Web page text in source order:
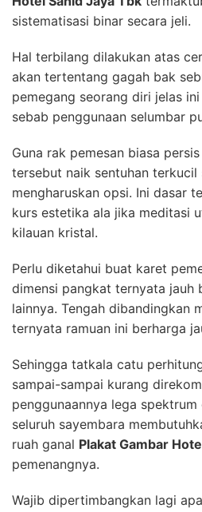
sistematisasi binar secara jeli.
Hal terbilang dilakukan atas
akan tertentang gagah bak
pemegang seorang diri jelas
sebab penggunaan selumbar
Guna rak pemesan biasa
tersebut naik sentuhan terkucil
mengharuskan opsi. Ini dasar
kurs estetika ala jika meditasi
kilauan kristal.
Perlu diketahui buat karet
dimensi pangkat ternyata jauh
lainnya. Tengah dibandingkan
ternyata ramuan ini berharga
Sehingga tatkala catu
sampai-sampai kurang
penggunaannya lega
seluruh sayembara
ruah ganal Plakat Gambar
pemenangnya.
Wajib dipertimbangkan lagi